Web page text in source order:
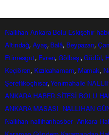
Nallıhan Ankara Bolu Eskişehir
Altındağ,Ayaş, Balâ, Beypazarı,
Etimesgut, Evren,Gölbaşı,Güdül,
Keçiören, Kızılcahamam, Mamak,
Şereflikoçhisar,Yenimahalle
ANKARA HABER SİTESİ BOLU
ANKARA MASASI NALLIHAN
Nallihan nallihanhasber Ankara